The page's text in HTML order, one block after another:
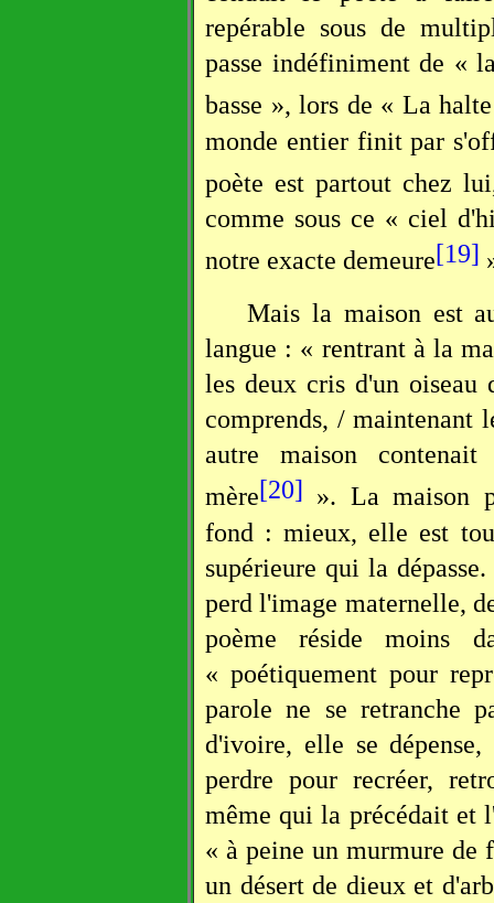
repérable sous de
passe indéfiniment de «
basse », lors de « La
monde entier finit par
poète est partout chez
comme sous ce « ciel
notre exacte demeure[19]
Mais la maison est
langue : « rentrant à la
les deux cris d'un
comprends, / maintenant
autre maison
mère[20] ». La maison
fond : mieux, elle est
supérieure qui la
perd l'image maternelle,
poème réside moins
« poétiquement pour
parole ne se retranche
d'ivoire, elle se dépense,
perdre pour recréer,
même qui la précédait et
« à peine un murmure de
un désert de dieux et